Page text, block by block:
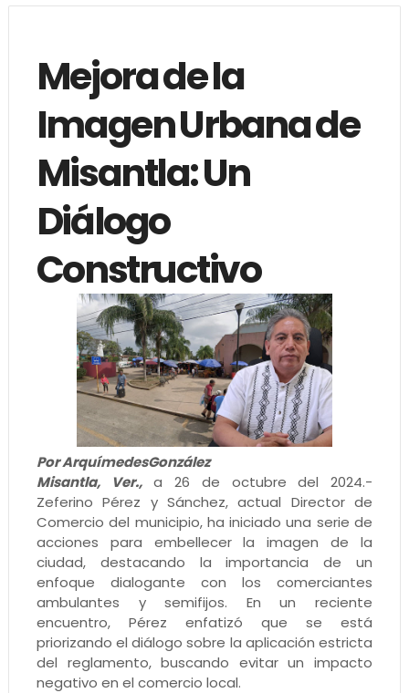
Mejora de la
Imagen Urbana de
Misantla: Un
Diálogo
Constructivo
Por ArquímedesGonzález
Misantla, Ver.,a 26 de octubre del 2024.-
Zeferino Pérez y Sánchez, actual Director de
Comercio del municipio, ha iniciado una serie de
acciones para embellecer la imagen de la
ciudad, destacando la importancia de un
enfoque dialogante con los comerciantes
ambulantes y semifijos. En un reciente
encuentro, Pérez enfatizó que se está
priorizando el diálogo sobre la aplicación estricta
del reglamento, buscando evitar un impacto
negativo en el comercio local.